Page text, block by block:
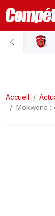
ACCUEIL
LIGUE 2
Accueil
Mokwena :